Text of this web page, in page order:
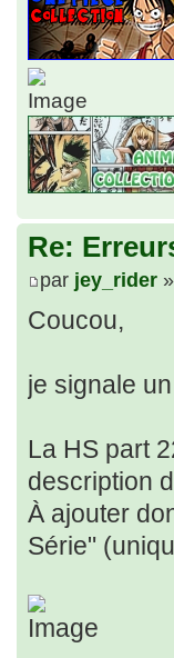
Re:
par jey_rider
Coucou,
je signale
La HS part
description
À ajouter
Série"